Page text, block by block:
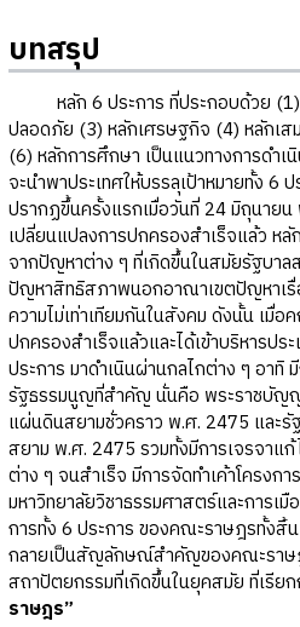
บทสรุป
หลัก 6 ประการ ที่ประกอบด้วย (1)
ปลอดภัย (3) หลักเศรษฐกิจ (4) หลักเส
(6) หลักการศึกษา เป็นแนวทางการดำเ
จะนำพาประเทศให้บรรลุเป้าหมายทั้ง 6
ปรากฏขึ้นครั้งแรกเมื่อวันที่ 24 มิถุนาย
เปลี่ยนแปลงการปกครองสำเร็จแล้ว หลั
จากปัญหาต่าง ๆ ที่เกิดขึ้นในสมัยรัฐบา
ปัญหาสิทธิสภาพนอกอาณาเขตปัญหาเ
ความไม่เท่าเทียมกันในสังคม ดังนั้น เมื่
ปกครองสำเร็จแล้วและได้เข้าบริหารปร
ประการ มาดำเนินผ่านกลไกต่าง ๆ อา
รัฐธรรมนูญที่สำคัญ นั่นคือ พระราชบัญ
แผ่นดินสยามชั่วคราว พ.ศ. 2475 และ
สยาม พ.ศ. 2475 รวมทั้งมีการเจรจา
ต่าง ๆ จนสำเร็จ มีการจัดทำเค้าโครงก
มหาวิทยาลัยวิชาธรรมศาสตร์และการเ
การทั้ง 6 ประการ ของคณะราษฎรทั้งสิ้
กลายเป็นสัญลักษณ์สำคัญของคณะราษ
สถาปัตยกรรมที่เกิดขึ้นในยุคสมัย ที่เรีย
ราษฎร”